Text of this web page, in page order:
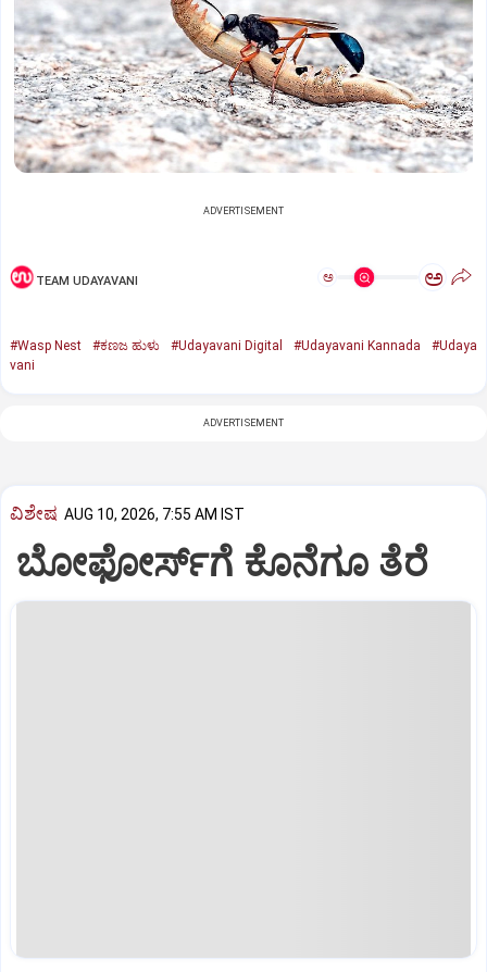
ADVERTISEMENT
TEAM UDAYAVANI ಅ ಅ
#Wasp Nest #ಕಣಜ ಹುಳು #Udayavani Digital #Udayavani Kannada
#Udaya
vani
ADVERTISEMENT
ವಿಶೇಷ AUG 10, 2026, 7:55 AM IST
ಬೋಫೋರ್ಸ್‌ಗೆ ಕೊನೆಗೂ ತೆರೆ